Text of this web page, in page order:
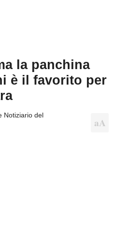
la panchina
è il favorito per
Notiziario del